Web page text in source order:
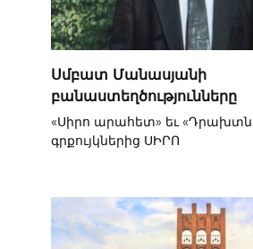
Սմբատ Մանասյանի
բանաստեղծությունները
«Սիրո արահետ» եւ «Դրախտն
գրքույկներից ՍԻՐՈ